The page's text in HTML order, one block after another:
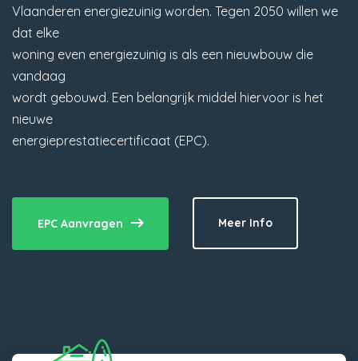
Vlaanderen energiezuinig worden. Tegen 2050 willen we
dat elke
woning even energiezuinig is als een nieuwbouw die
vandaag
wordt gebouwd. Een belangrijk middel hiervoor is het
nieuwe
energieprestatiecertificaat (EPC).
EPC Aanvragen Meer Info